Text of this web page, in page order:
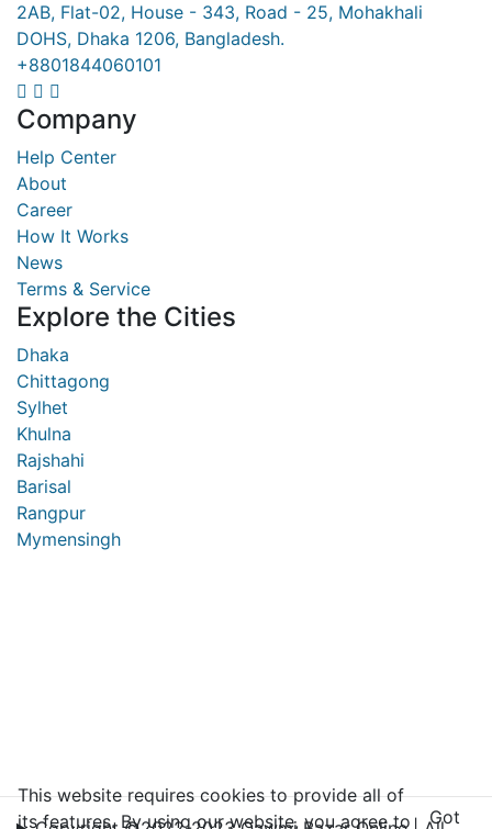
2AB, Flat-02, House - 343, Road - 25, Mohakhali
DOHS, Dhaka 1206, Bangladesh.
+8801844060101
Company
Help Center
About
Career
How It Works
News
Terms & Service
Explore the Cities
Dhaka
Chittagong
Sylhet
Khulna
Rajshahi
Barisal
Rangpur
Mymensingh
This website requires cookies to provide all of
its features. By using our website, you agree to
Got